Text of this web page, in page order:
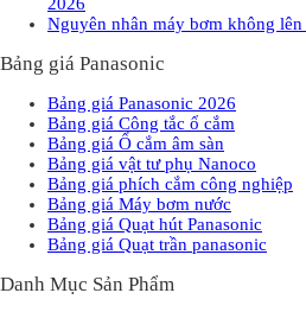
Nguyên nhân máy bơm không
Bảng giá Panasonic
Bảng giá Panasonic 2026
Bảng giá Công tắc ổ cắm
Bảng giá Ổ cắm âm sàn
Bảng giá vật tư phụ Nanoco
Bảng giá phích cắm công nghiệp
Bảng giá Máy bơm nước
Bảng giá Quạt hút Panasonic
Bảng giá Quạt trần panasonic
Danh Mục Sản Phẩm